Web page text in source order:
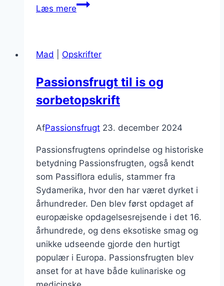
Læs merePassionsfrugt
toppings
Mad Opskrifter
Passionsfrugt til is og
sorbetopskrift
AfPassionsfrugt 23. december 2024
Passionsfrugtens oprindelse og historiske
betydning Passionsfrugten, også kendt
som Passiflora edulis, stammer fra
Sydamerika, hvor den har været dyrket i
århundreder. Den blev først opdaget af
europæiske opdagelsesrejsende i det 16.
århundrede, og dens eksotiske smag og
unikke udseende gjorde den hurtigt
populær i Europa. Passionsfrugten blev
anset for at have både kulinariske og